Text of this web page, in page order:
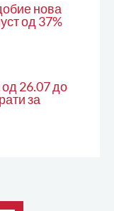
нова
од 37%
26.07 до
за